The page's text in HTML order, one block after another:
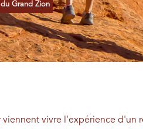
Grand Zion
vivre l'expérience d'un